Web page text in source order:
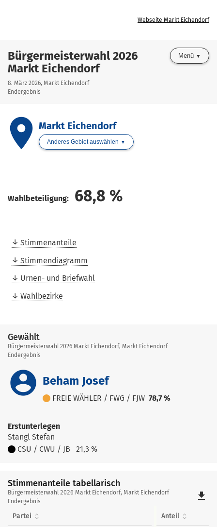
Webseite Markt Eichendorf
Bürgermeisterwahl 2026
Markt Eichendorf
8. März 2026, Markt Eichendorf
Endergebnis
Menü
placeMarkt Eichendorf
Anderes Gebiet auswählen
Wahlbeteiligung: 68,8 %
Stimmenanteile
Stimmendiagramm
Urnen- und Briefwahl
Wahlbezirke
Gewählt
Bürgermeisterwahl 2026 Markt Eichendorf, Markt Eichendorf
Endergebnis
account_circle Beham Josef
FREIE WÄHLER / FWG / FJW 78,7 %
Erstunterlegen
Stangl Stefan
CSU / CWU / JB
21,3 %
Stimmenanteile tabellarisch
Stimmenanteile
tabellarisch
Bürgermeisterwahl 2026 Markt Eichendorf, Markt Eichendorf
Endergebnis
file_download
Partei Anteil